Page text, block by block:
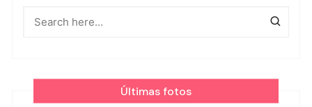
Últimas fotos